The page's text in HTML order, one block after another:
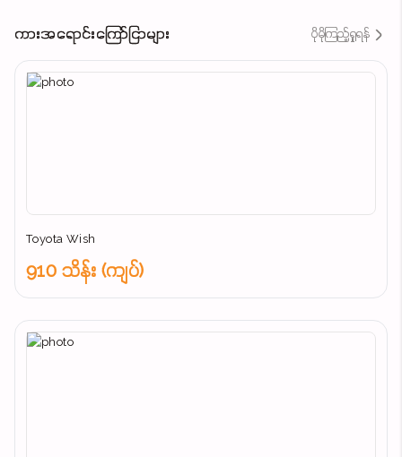
ကားအရောင်းကြော်ငြာများ ပိုမိုကြည့်ရှုရန်
Toyota Wish
910 သိန်း (ကျပ်)